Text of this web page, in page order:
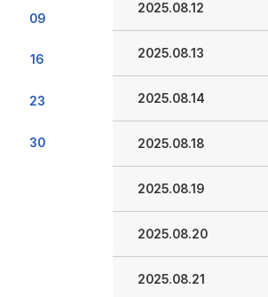
09
16
23
30
2025.08.12
2025.08.13
2025.08.14
2025.08.18
2025.08.19
2025.08.20
2025.08.21